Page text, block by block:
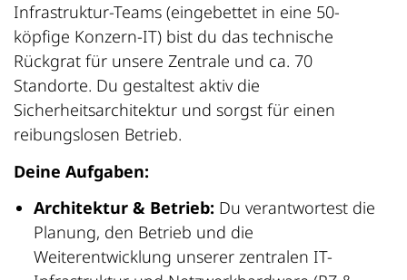
Infrastruktur-Teams (eingebettet in eine 50-
köpfige Konzern-IT) bist du das technische
Rückgrat für unsere Zentrale und ca. 70
Standorte. Du gestaltest aktiv die
Sicherheitsarchitektur und sorgst für einen
reibungslosen Betrieb.
Deine Aufgaben:
Architektur & Betrieb: Du verantwortest die
Planung, den Betrieb und die
Weiterentwicklung unserer zentralen IT-